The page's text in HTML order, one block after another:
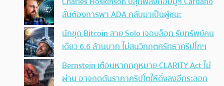
ลั่นต้องการพา ADA กลับมาเป็นผู้ชนะ
นักขุด Bitcoin สาย Solo เจอบล็อก รับทรัพย์คน
เดียว 6.6 ล้านบาท ไม่สนวิกฤตศรัทธาคริปโทฯ
Bernstein เตือนหากกฎหมาย CLARITY Act ไม่
ผ่าน อาจกดดันราคาคริปโตให้ดิ่งลงอีกระลอก